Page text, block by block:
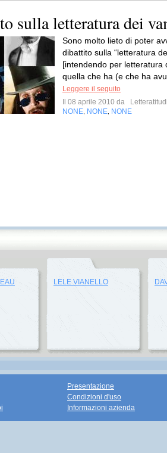
sulla letteratura dei
Sono molto lieto di poter
dibattito sulla “letteratura
[intendendo per letteratura
quella che ha (e che ha
Leggere il seguito
Il 08 aprile 2010 da
NONE NONE NONE
LELE VIANELLO
Presentazione
Condizioni d'uso
Informazioni azienda